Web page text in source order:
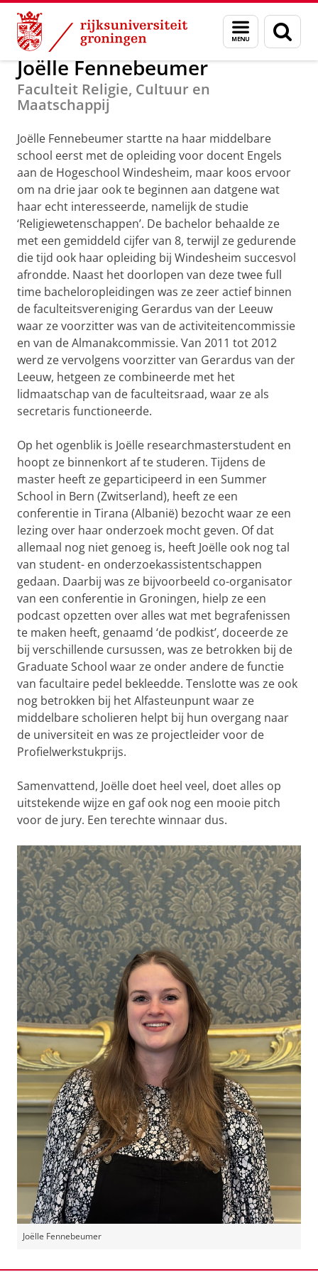
Skip
Content
Skip
Navigation
Menu
en
zoeken
Alumni GUF-100 prijzen
Joëlle Fennebeumer
Faculteit Religie, Cultuur en
Maatschappij
Joëlle Fennebeumer startte na haar middelbare
school eerst met de opleiding voor docent Engels
aan de Hogeschool Windesheim, maar koos ervoor
om na drie jaar ook te beginnen aan datgene wat
haar echt interesseerde, namelijk de studie
‘Religiewetenschappen’. De bachelor behaalde ze
met een gemiddeld cijfer van 8, terwijl ze gedurende
die tijd ook haar opleiding bij Windesheim succesvol
afrondde. Naast het doorlopen van deze twee full
time bacheloropleidingen was ze zeer actief binnen
de faculteitsvereniging Gerardus van der Leeuw
waar ze voorzitter was van de activiteitencommissie
en van de Almanakcommissie. Van 2011 tot 2012
werd ze vervolgens voorzitter van Gerardus van der
Leeuw, hetgeen ze combineerde met het
lidmaatschap van de faculteitsraad, waar ze als
secretaris functioneerde.
Op het ogenblik is Joëlle researchmasterstudent en
hoopt ze binnenkort af te studeren. Tijdens de
master heeft ze geparticipeerd in een Summer
School in Bern (Zwitserland), heeft ze een
conferentie in Tirana (Albanië) bezocht waar ze een
lezing over haar onderzoek mocht geven. Of dat
allemaal nog niet genoeg is, heeft Joëlle ook nog tal
van student- en onderzoekassistentschappen
gedaan. Daarbij was ze bijvoorbeeld co-organisator
van een conferentie in Groningen, hielp ze een
podcast opzetten over alles wat met begrafenissen
te maken heeft, genaamd ‘de podkist’, doceerde ze
bij verschillende cursussen, was ze betrokken bij de
Graduate School waar ze onder andere de functie
van facultaire pedel bekleedde. Tenslotte was ze ook
nog betrokken bij het Alfasteunpunt waar ze
middelbare scholieren helpt bij hun overgang naar
de universiteit en was ze projectleider voor de
Profielwerkstukprijs.
Samenvattend, Joëlle doet heel veel, doet alles op
uitstekende wijze en gaf ook nog een mooie pitch
voor de jury. Een terechte winnaar dus.
Joëlle Fennebeumer